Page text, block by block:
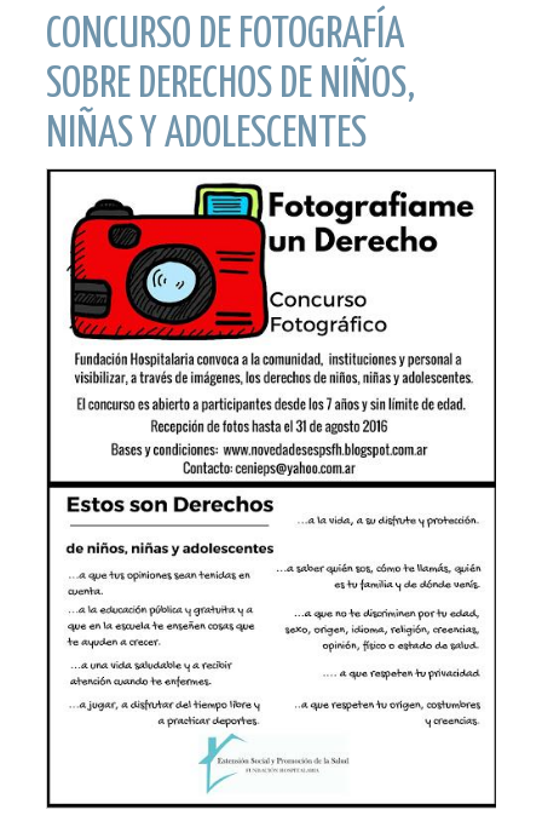
CONCURSO DE FOTOGRAFÍA
SOBRE DERECHOS DE NIÑOS,
NIÑAS Y ADOLESCENTES